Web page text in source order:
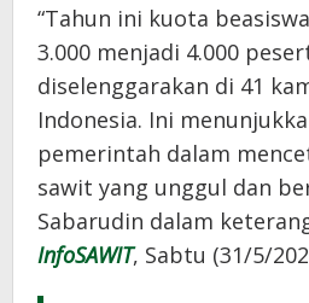
“Tahun ini kuota
3.000 menjadi 4.000
diselenggarakan di 41
Indonesia. Ini
pemerintah dalam
sawit yang unggul dan
Sabarudin dalam
InfoSAWIT, Sabtu (31/5/